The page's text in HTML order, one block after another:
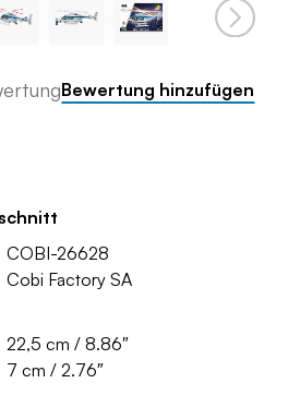
Bewertung hinzufügen
COBI-26628
Cobi Factory SA
22,5 cm / 8.86″
7 cm / 2.76″